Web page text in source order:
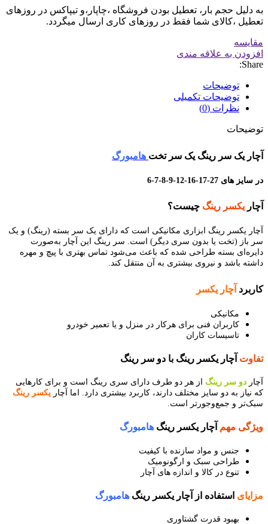
به دلیل حجم بار، تعطیل بودن فروشگاه ،چاپار،و تیپاکس در روزهای
تعطیل ،کالای شما فقط در روزهای کاری ارسال میگردد.
مقایسه
افزودن به علاقه مندی
Share:
توضیحات
توضیحات تکمیلی
نظرات (0)
توضیحات
آچار یک سر رینگ یک سر تخت هامبورگ
در سایز های 27-17-16-12-9-8-7-6
آچار یکسر رینگ چیست؟
آچار یکسر رینگ ابزاری مکانیکی است که دارای یک سر بسته (رینگ) و یک
سر باز (تخت یا بدون سری دیگر) است. سر رینگ این آچار به‌صورت
دایره‌ای بسته طراحی شده که باعث می‌شود تماس بهتری با پیچ و مهره
داشته باشد و نیروی بیشتری به آن منتقل کند.
کاربرد آچار یکسر
مکانیکی
کاربران فنی برای هرکار در منزل و یا تعمیر خودرو
تاسیسات کاران
تفاوت آچار یکسر رینگ با دو سر رینگ
آچار دو سر رینگ از هر دو طرف دارای سری رینگ است و برای کارهایی
که نیاز به دو سایز مختلف دارند، کاربرد بیشتری دارد. اما آچار یکسر رینگ
سبک‌تر و جمع‌وجورتر است.
ویژگی مهم آچار یکسر رینگ هامبورگ
جنس و مواد سازنده با کیفیت
طراحی سبک و ارگونومیک
تنوع در کالا و اندازه های آچار
مزایای استفاده از آچار یکسر رینگ هامبورگ
بهبود قدرت گشتاوری